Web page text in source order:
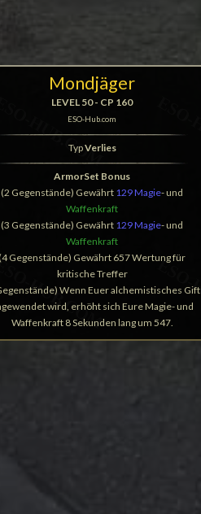
Mondjäger
LEVEL 50 - CP 160
ESO-Hub.com
TypVerlies
ArmorSet Bonus
(2 Gegenstände) Gewährt 129 Magie- und
Waffenkraft
(3 Gegenstände) Gewährt 129 Magie- und
Waffenkraft
Gegenstände) Gewährt 657 Wertung für
kritische Treffer
Wenn Euer alchemistisches Gift
wird, erhöht sich Eure Magie- und
Waffenkraft 8 Sekunden lang um 547.